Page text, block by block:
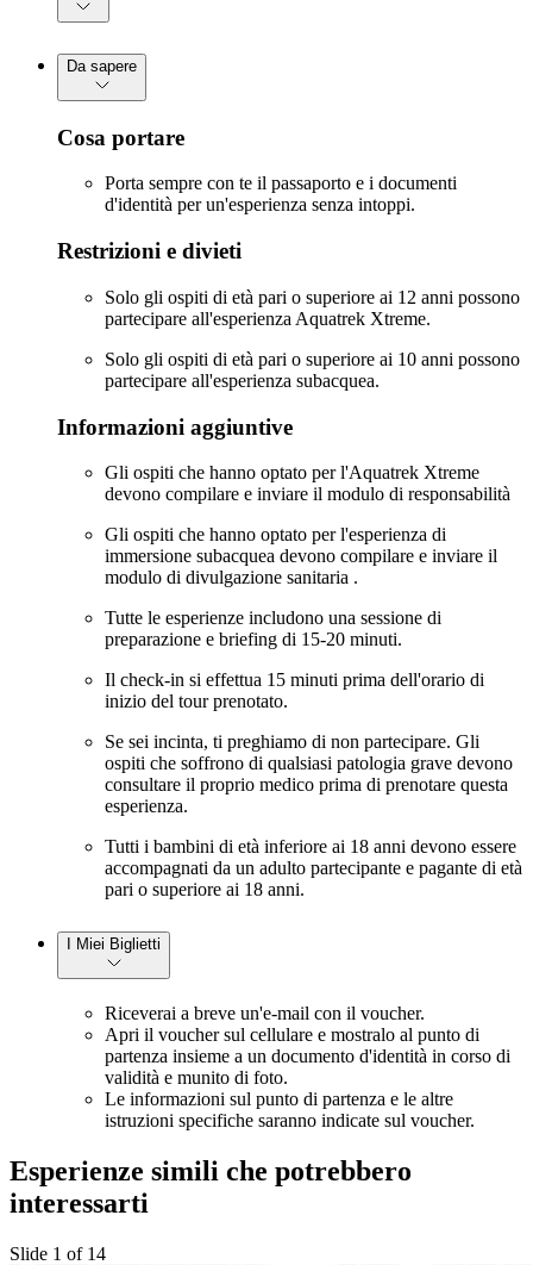
Da sapere
Cosa portare
Porta sempre con te il passaporto e i documenti
d'identità per un'esperienza senza intoppi.
Restrizioni e divieti
Solo gli ospiti di età pari o superiore ai 12 anni possono
partecipare all'esperienza Aquatrek Xtreme.
Solo gli ospiti di età pari o superiore ai 10 anni possono
partecipare all'esperienza subacquea.
Informazioni aggiuntive
Gli ospiti che hanno optato per l'Aquatrek Xtreme
devono compilare e inviare il modulo di responsabilità
Gli ospiti che hanno optato per l'esperienza di
immersione subacquea devono compilare e inviare il
modulo di divulgazione sanitaria .
Tutte le esperienze includono una sessione di
preparazione e briefing di 15-20 minuti.
Il check-in si effettua 15 minuti prima dell'orario di
inizio del tour prenotato.
Se sei incinta, ti preghiamo di non partecipare. Gli
ospiti che soffrono di qualsiasi patologia grave devono
consultare il proprio medico prima di prenotare questa
esperienza.
Tutti i bambini di età inferiore ai 18 anni devono essere
accompagnati da un adulto partecipante e pagante di età
pari o superiore ai 18 anni.
I Miei Biglietti
Riceverai a breve un'e-mail con il voucher.
Apri il voucher sul cellulare e mostralo al punto di
partenza insieme a un documento d'identità in corso di
validità e munito di foto.
Le informazioni sul punto di partenza e le altre
istruzioni specifiche saranno indicate sul voucher.
Esperienze simili che potrebbero
interessarti
Slide 1 of 14